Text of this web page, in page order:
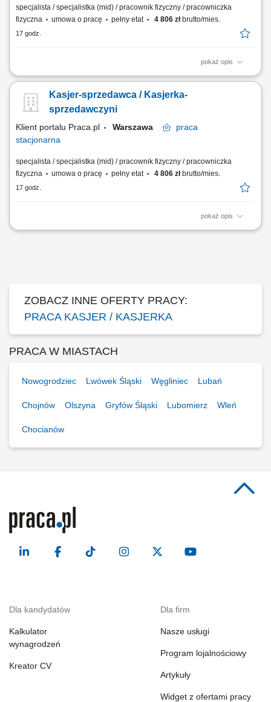
specjalista / specjalistka (mid) / pracownik fizyczny / pracowniczka
fizyczna
umowa o pracę pełny etat 4 806 złbrutto/mies.
17 godz.
pokaż opis
obsługa klientów przy kasie oraz na sali sprzedaży; realizacja
produktów; kontrola dat ważności asortymentu; praca w systemie
dwuzmianowym; utrzymywanie czystości i porządku w miejscu pracy;
Kasjer-sprzedawca / Kasjerka-
sprzedawczyni
Klient portalu Praca.pl Warszawa
praca
stacjonarna
specjalista / specjalistka (mid) / pracownik fizyczny / pracowniczka
fizyczna
umowa o pracę pełny etat 4 806 złbrutto/mies.
17 godz.
pokaż opis
obsługa klientów przy kasie oraz na sali sprzedaży; realizacja
ZOBACZ INNE OFERTY PRACY:
PRACA KASJER / KASJERKA
PRACA W MIASTACH
Nowogrodziec Lwówek Śląski Węgliniec Lubań
Chojnów Olszyna Gryfów Śląski Lubomierz Wleń
Chocianów
Dla kandydatów
Kalkulator
wynagrodzeń
Kreator CV
Dla firm
Nasze usługi
Program lojalnościowy
Artykuły
Widget z ofertami pracy